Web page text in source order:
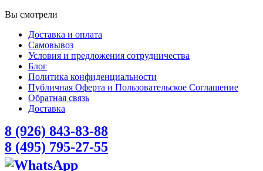
Вы смотрели
Доставка и оплата
Самовывоз
Условия и предложения сотрудничества
Блог
Политика конфиденциальности
Публичная Оферта и Пользовательское Соглашение
Обратная связь
Доставка
8 (926) 843-83-88
8 (495) 795-27-55